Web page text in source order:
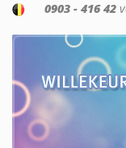
0903 - 416 42